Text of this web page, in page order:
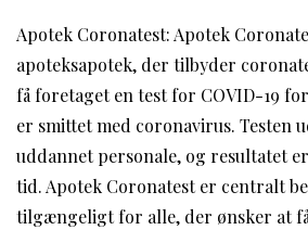
Apotek Coronatest: Apotek
apoteksapotek, der tilbyder
få foretaget en test for COVID-19
er smittet med coronavirus. Testen
uddannet personale, og resultatet
tid. Apotek Coronatest er centralt
tilgængeligt for alle, der ønsker at